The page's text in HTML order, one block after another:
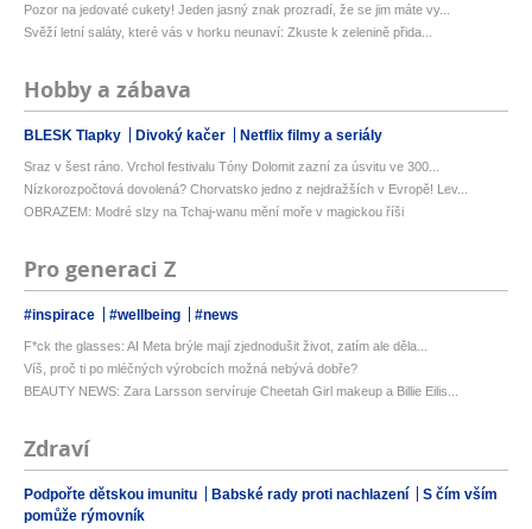
Pozor na jedovaté cukety! Jeden jasný znak prozradí, že se jim máte vy...
Svěží letní saláty, které vás v horku neunaví: Zkuste k zelenině přida...
Hobby a zábava
BLESK Tlapky Divoký kačer Netflix filmy a seriály
Sraz v šest ráno. Vrchol festivalu Tóny Dolomit zazní za úsvitu ve 300...
Nízkorozpočtová dovolená? Chorvatsko jedno z nejdražších v Evropě! Lev...
OBRAZEM: Modré slzy na Tchaj-wanu mění moře v magickou říši
Pro generaci Z
#inspirace #wellbeing #news
F*ck the glasses: AI Meta brýle mají zjednodušit život, zatím ale děla...
Víš, proč ti po mléčných výrobcích možná nebývá dobře?
BEAUTY NEWS: Zara Larsson servíruje Cheetah Girl makeup a Billie Eilis...
Zdraví
Podpořte dětskou imunitu Babské rady proti nachlazení
S čím vším
pomůže rýmovník